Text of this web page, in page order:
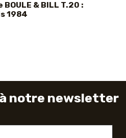
BOULE & BILL T.20 :
1984
notre newsletter